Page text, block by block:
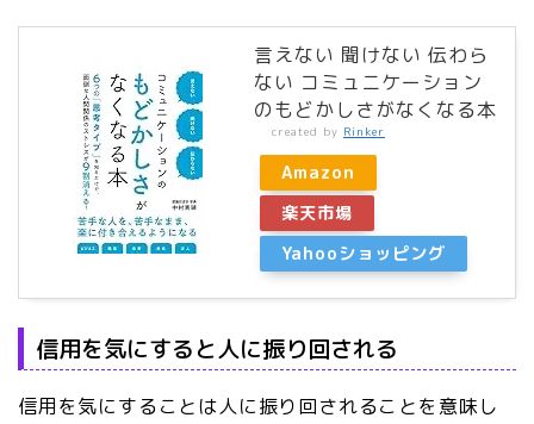
言えない 聞けない 伝わら
ない コミュニケーション
のもどかしさがなくなる本
created by Rinker
Amazon
楽天市場
Yahooショッピング
信用を気にすると人に振り回される
信用を気にすることは人に振り回されることを意味し